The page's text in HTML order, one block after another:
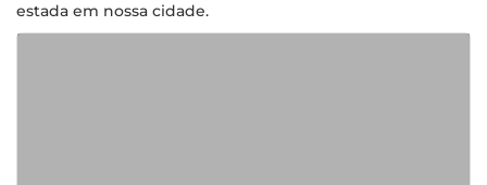
estada em nossa cidade.